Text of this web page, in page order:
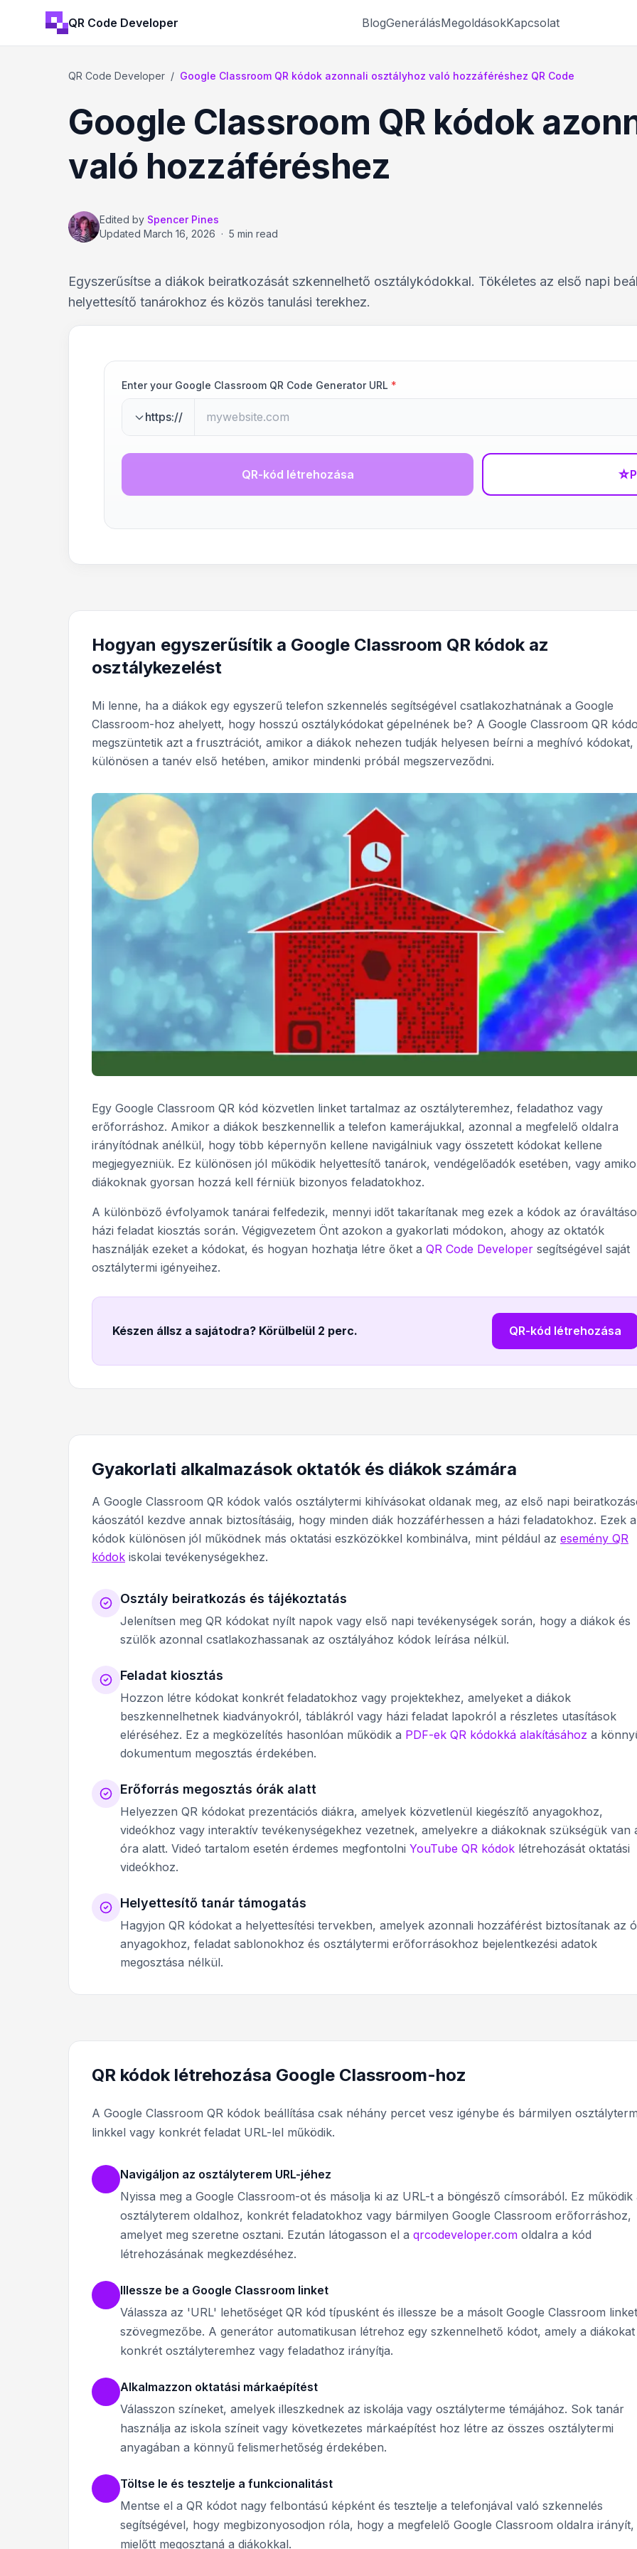
QR Code Developer BlogGenerálásMegoldásokKapcsolat
QR Code Developer / Google Classroom QR kódok azonnali osztályhoz való hozzáféréshez QR Code
Google Classroom QR kódok
való hozzáféréshez
Edited by Spencer Pines
Updated March 16, 2026 · 5 min read
Egyszerűsítse a diákok beiratkozását szkennelhető osztálykódokkal. Tökéletes az első napi
helyettesítő tanárokhoz és közös tanulási terekhez.
Enter your Google Classroom QR Code Generator URL *
https://
QR-kód létrehozása ☆
Hogyan egyszerűsítik a Google Classroom QR kódok az
osztálykezelést
Mi lenne, ha a diákok egy egyszerű telefon szkennelés segítségével csatlakozhatnának a Google
Classroom-hoz ahelyett, hogy hosszú osztálykódokat gépelnének be? A Google Classroom QR
megszüntetik azt a frusztrációt, amikor a diákok nehezen tudják helyesen beírni a meghívó kódokat,
különösen a tanév első hetében, amikor mindenki próbál megszerveződni.
Egy Google Classroom QR kód közvetlen linket tartalmaz az osztályteremhez, feladathoz vagy
erőforráshoz. Amikor a diákok beszkennellik a telefon kamerájukkal, azonnal a megfelelő oldalra
irányítódnak anélkül, hogy több képernyőn kellene navigálniuk vagy összetett kódokat kellene
megjegyezniük. Ez különösen jól működik helyettesítő tanárok, vendégelőadók esetében, vagy
diákoknak gyorsan hozzá kell férniük bizonyos feladatokhoz.
A különböző évfolyamok tanárai felfedezik, mennyi időt takarítanak meg ezek a kódok az
házi feladat kiosztás során. Végigvezetem Önt azokon a gyakorlati módokon, ahogy az oktatók
használják ezeket a kódokat, és hogyan hozhatja létre őket a QR Code Developer segítségével saját
osztálytermi igényeihez.
Készen állsz a sajátodra? Körülbelül 2 perc. QR-kód létrehozása
Gyakorlati alkalmazások oktatók és diákok számára
A Google Classroom QR kódok valós osztálytermi kihívásokat oldanak meg, az első napi
káoszától kezdve annak biztosításáig, hogy minden diák hozzáférhessen a házi feladatokhoz. Ezek a
kódok különösen jól működnek más oktatási eszközökkel kombinálva, mint például az esemény QR
kódok iskolai tevékenységekhez.
Osztály beiratkozás és tájékoztatás
Jelenítsen meg QR kódokat nyílt napok vagy első napi tevékenységek során, hogy a diákok és
szülők azonnal csatlakozhassanak az osztályához kódok leírása nélkül.
Feladat kiosztás
Hozzon létre kódokat konkrét feladatokhoz vagy projektekhez, amelyeket a diákok
beszkennelhetnek kiadványokról, táblákról vagy házi feladat lapokról a részletes utasítások
eléréséhez. Ez a megközelítés hasonlóan működik a PDF-ek QR kódokká alakításához a
dokumentum megosztás érdekében.
Erőforrás megosztás órák alatt
Helyezzen QR kódokat prezentációs diákra, amelyek közvetlenül kiegészítő anyagokhoz,
videókhoz vagy interaktív tevékenységekhez vezetnek, amelyekre a diákoknak szükségük van
óra alatt. Videó tartalom esetén érdemes megfontolni YouTube QR kódok létrehozását oktatási
videókhoz.
Helyettesítő tanár támogatás
Hagyjon QR kódokat a helyettesítési tervekben, amelyek azonnali hozzáférést biztosítanak az
anyagokhoz, feladat sablonokhoz és osztálytermi erőforrásokhoz bejelentkezési adatok
megosztása nélkül.
QR kódok létrehozása Google Classroom-hoz
A Google Classroom QR kódok beállítása csak néhány percet vesz igénybe és bármilyen
linkkel vagy konkrét feladat URL-lel működik.
Navigáljon az osztályterem URL-jéhez
Nyissa meg a Google Classroom-ot és másolja ki az URL-t a böngésző címsorából. Ez működik
osztályterem oldalhoz, konkrét feladatokhoz vagy bármilyen Google Classroom erőforráshoz,
amelyet meg szeretne osztani. Ezután látogasson el a qrcodeveloper.com oldalra a kód
létrehozásának megkezdéséhez.
Illessze be a Google Classroom linket
Válassza az 'URL' lehetőséget QR kód típusként és illessze be a másolt Google Classroom
szövegmezőbe. A generátor automatikusan létrehoz egy szkennelhető kódot, amely a diákokat
konkrét osztályteremhez vagy feladathoz irányítja.
Alkalmazzon oktatási márkaépítést
Válasszon színeket, amelyek illeszkednek az iskolája vagy osztályterme témájához. Sok tanár
használja az iskola színeit vagy következetes márkaépítést hoz létre az összes osztálytermi
anyagában a könnyű felismerhetőség érdekében.
Töltse le és tesztelje a funkcionalitást
Mentse el a QR kódot nagy felbontású képként és tesztelje a telefonjával való szkennelés
segítségével, hogy megbizonyosodjon róla, hogy a megfelelő Google Classroom oldalra irányít,
mielőtt megosztaná a diákokkal.